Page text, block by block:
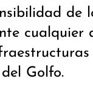
de
cualquier
Golfo.